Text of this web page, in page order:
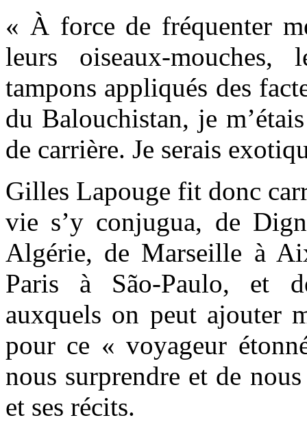
« À force de fréquenter
leurs oiseaux-
tampons appliqués des
du Balouchistan, je
de carrière. Je serais
Gilles Lapouge fit donc
vie s’y conjugua, de
Algérie, de Marseille à
Paris à São-Paulo, et
auxquels on peut ajouter
pour ce « voyageur
nous surprendre et de
et ses récits.